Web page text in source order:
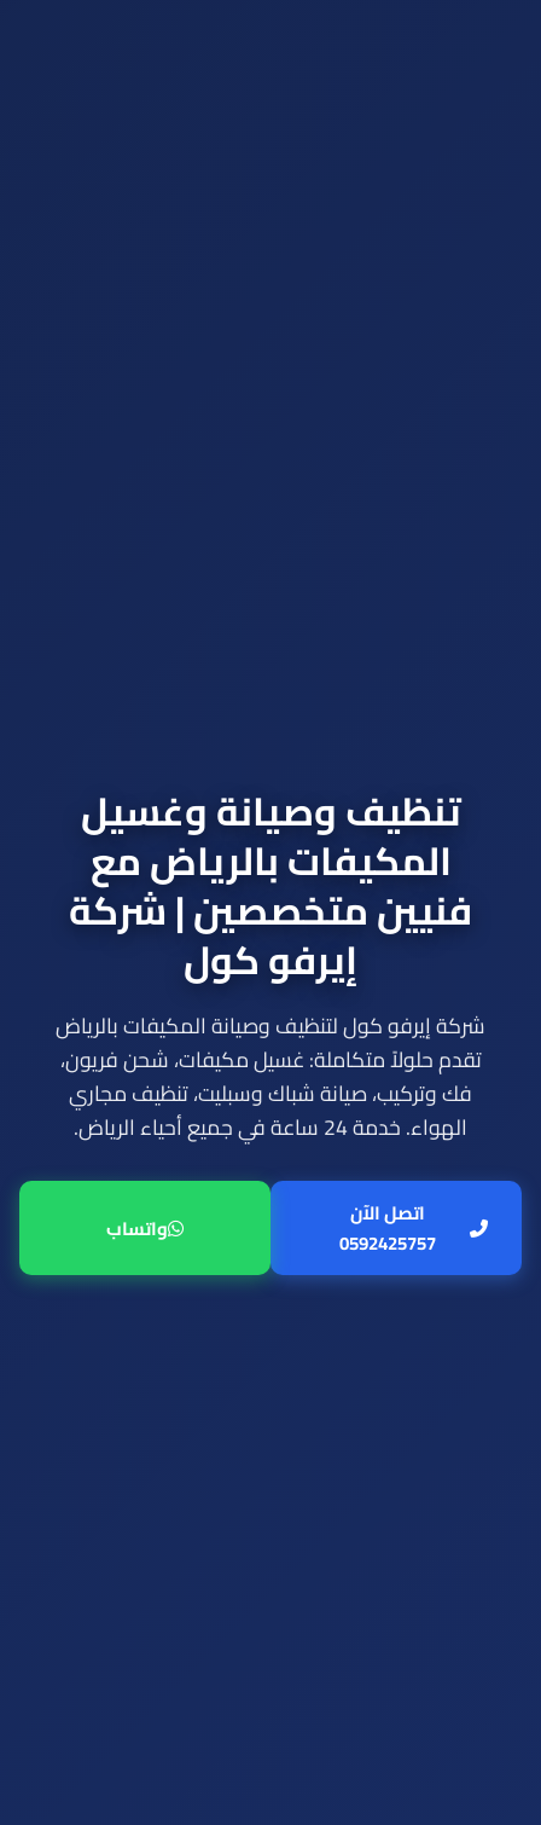
تنظيف وصيانة وغسيل
المكيفات بالرياض مع
فنيين متخصصين | شركة
إيرفو كول
شركة إيرفو كول لتنظيف وصيانة المكيفات بالرياض
تقدم حلولاً متكاملة: غسيل مكيفات، شحن فريون،
فك وتركيب، صيانة شباك وسبليت، تنظيف مجاري
الهواء. خدمة 24 ساعة في جميع أحياء الرياض.
اتصل الآن
0592425757
واتساب